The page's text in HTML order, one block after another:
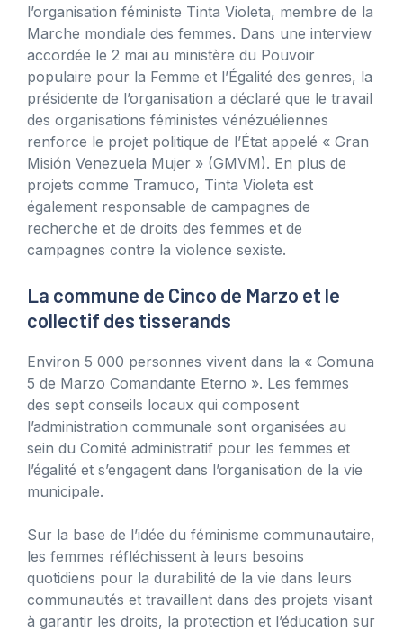
l’organisation féministe Tinta Violeta, membre de la
Marche mondiale des femmes. Dans une interview
accordée le 2 mai au ministère du Pouvoir
populaire pour la Femme et l’Égalité des genres, la
présidente de l’organisation a déclaré que le travail
des organisations féministes vénézuéliennes
renforce le projet politique de l’État appelé « Gran
Misión Venezuela Mujer » (GMVM). En plus de
projets comme Tramuco, Tinta Violeta est
également responsable de campagnes de
recherche et de droits des femmes et de
campagnes contre la violence sexiste.
La commune de Cinco de Marzo et le
collectif des tisserands
Environ 5 000 personnes vivent dans la « Comuna
5 de Marzo Comandante Eterno ». Les femmes
des sept conseils locaux qui composent
l’administration communale sont organisées au
sein du Comité administratif pour les femmes et
l’égalité et s’engagent dans l’organisation de la vie
municipale.
Sur la base de l’idée du féminisme communautaire,
les femmes réfléchissent à leurs besoins
quotidiens pour la durabilité de la vie dans leurs
communautés et travaillent dans des projets visant
à garantir les droits, la protection et l’éducation sur